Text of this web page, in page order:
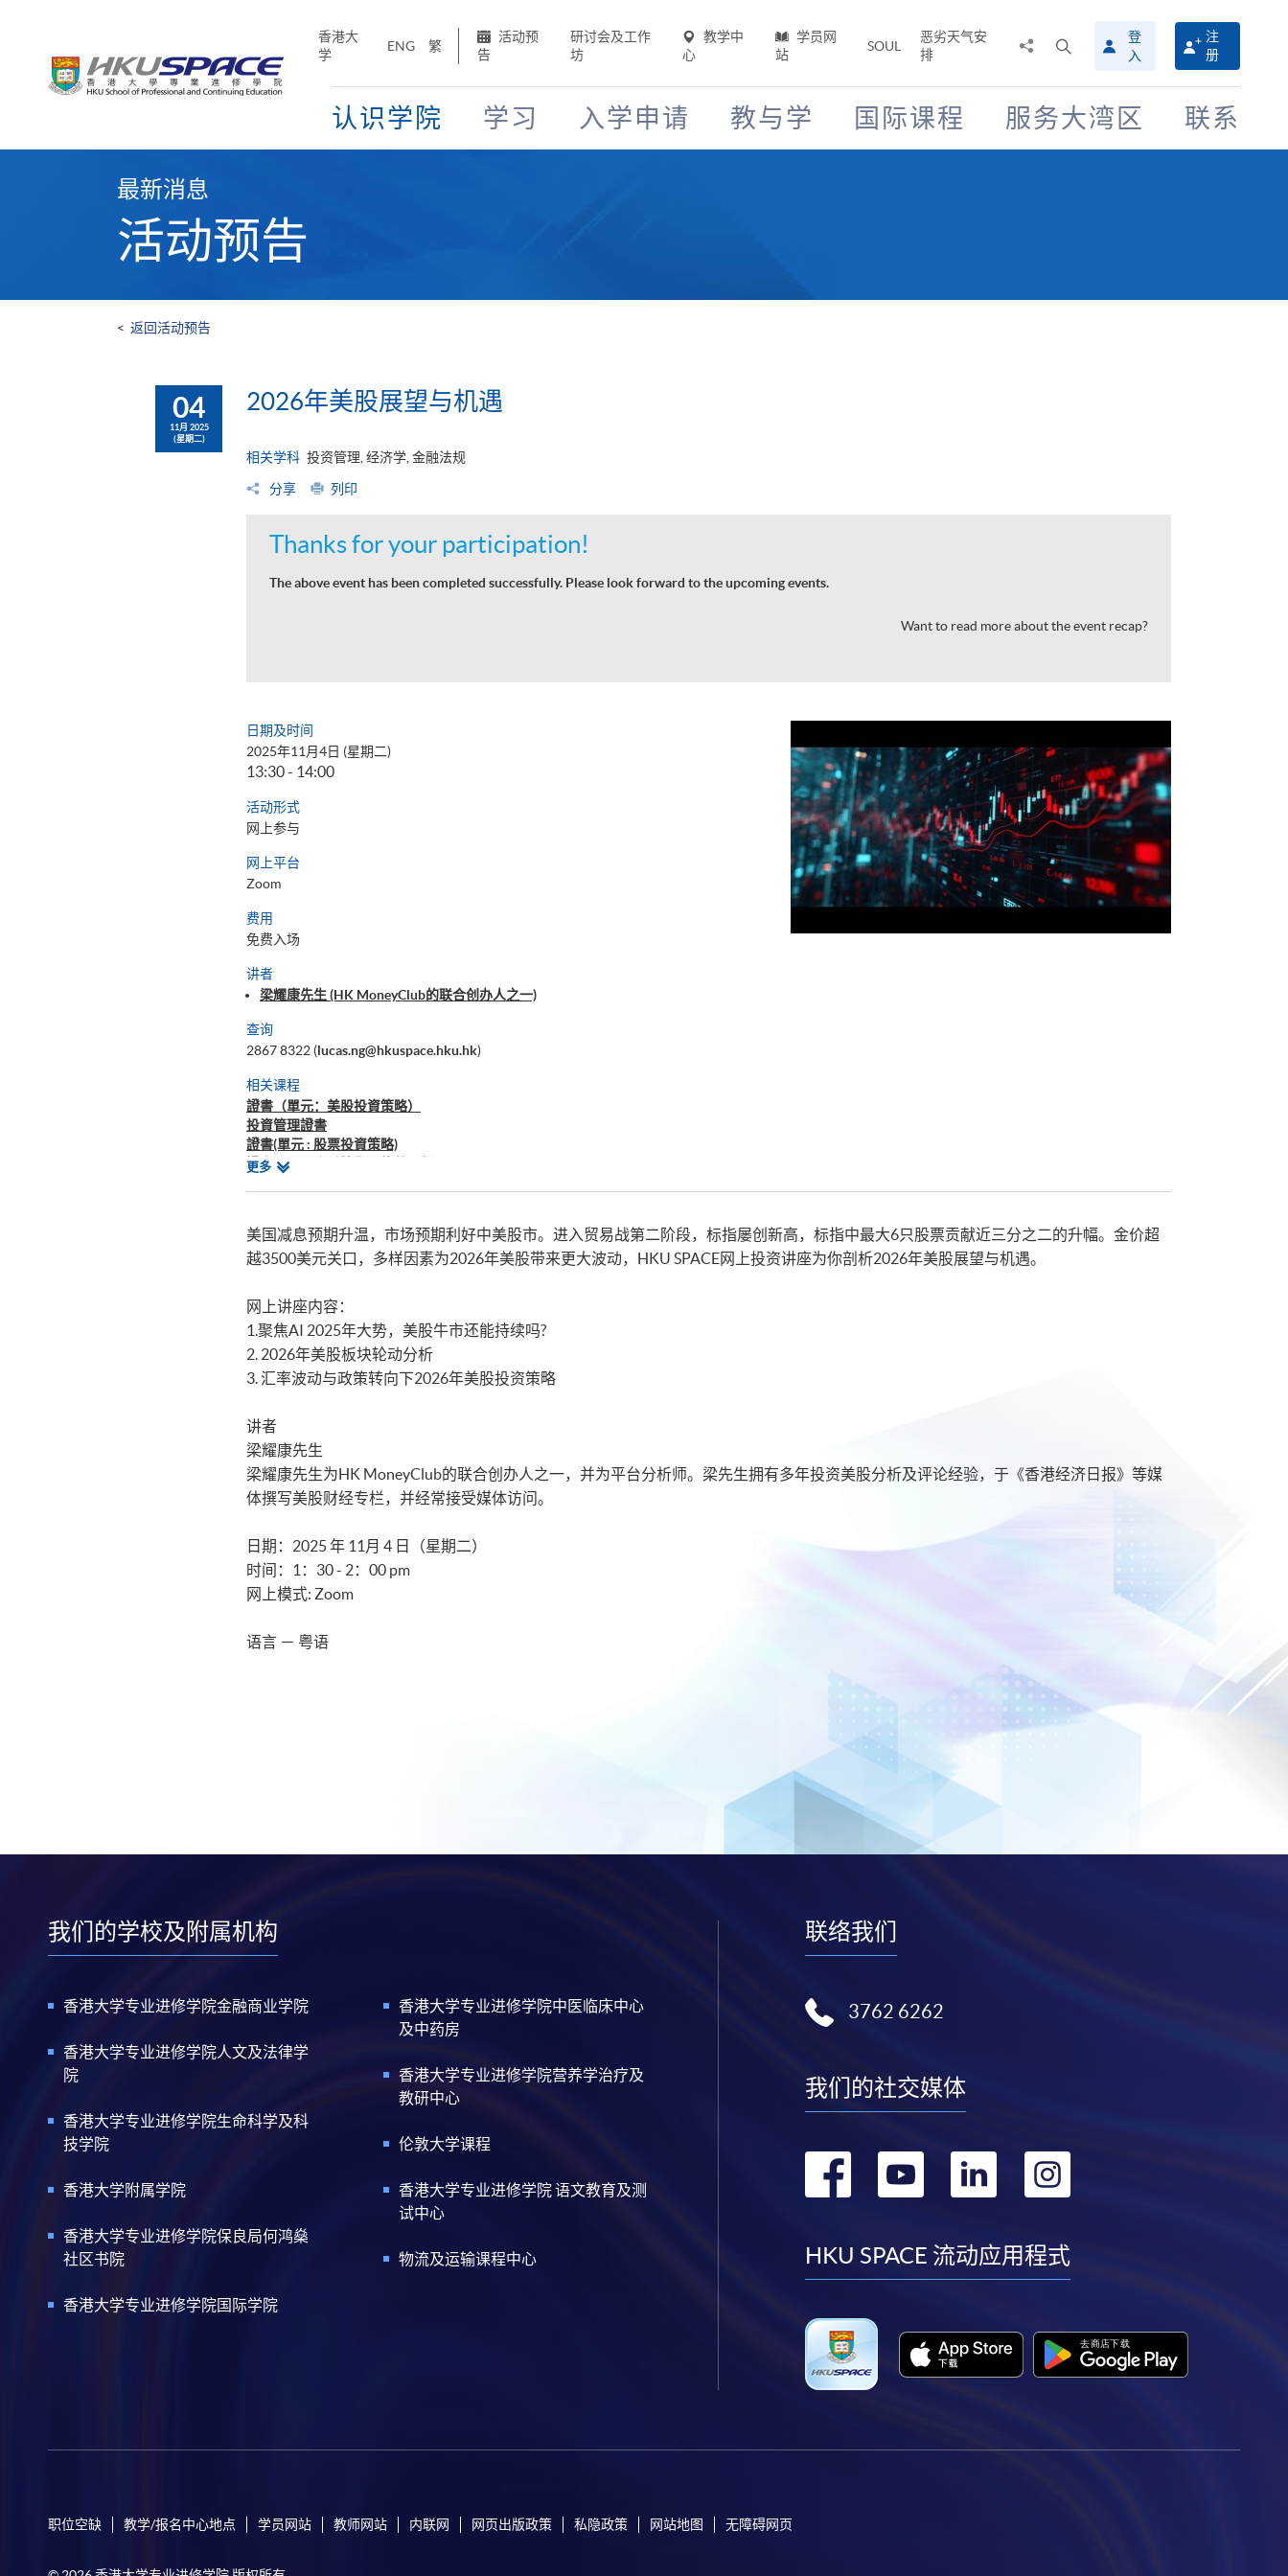
香港大
学
ENG 繁
活动预
告
研讨会及工作
坊
教学中
心
学员网
站
SOUL
恶劣天气安
排
搜
寻
介
面
登
入
注
册
认识学院 学习 入学申请 教与学 国际课程 服务大湾区 联系
最新消息
活动预告
< 返回活动预告
04
11月 2025
(星期二)
2026年美股展望与机遇
相关学科 投资管理, 经济学, 金融法规
分享 列印
Thanks for your participation!
The above event has been completed successfully. Please look forward to the upcoming events.
Want to read more about the event recap?
日期及时间
2025年11月4日 (星期二)
13:30 - 14:00
活动形式
网上参与
网上平台
Zoom
费用
免费入场
讲者
梁耀康先生 (HK MoneyClub的联合创办人之一)
查询
2867 8322 (lucas.ng@hkuspace.hku.hk)
相关课程
證書（單元：美股投資策略）
投資管理證書
證書(單元 : 股票投資策略)
證書(單元 : 金融技術及趨勢分析)
更多相
美国减息预期升温，市场预期利好中美股市。进入贸易战第二阶段，标指屡创新高，标指中最大6只股票贡献近三分之二的升幅。金价超
越3500美元关口，多样因素为2026年美股带来更大波动，HKU SPACE网上投资讲座为你剖析2026年美股展望与机遇。
网上讲座内容：
1.聚焦AI 2025年大势，美股牛市还能持续吗?
2. 2026年美股板块轮动分析
3. 汇率波动与政策转向下2026年美股投资策略
讲者
梁耀康先生
梁耀康先生为HK MoneyClub的联合创办人之一，并为平台分析师。梁先生拥有多年投资美股分析及评论经验，于《香港经济日报》等媒
体撰写美股财经专栏，并经常接受媒体访问。
日期：2025 年 11月 4 日（星期二）
时间：1：30 - 2：00 pm
网上模式: Zoom
语言 － 粤语
我们的学校及附属机构
香港大学专业进修学院金融商业学院
香港大学专业进修学院人文及法律学
院
香港大学专业进修学院生命科学及科
技学院
香港大学附属学院
香港大学专业进修学院保良局何鸿燊
社区书院
香港大学专业进修学院国际学院
香港大学专业进修学院中医临床中心
及中药房
香港大学专业进修学院营养学治疗及
教研中心
伦敦大学课程
香港大学专业进修学院 语文教育及测
试中心
物流及运输课程中心
联络我们
3762 6262
我们的社交媒体
转
facebook
转
youtube
转
linkedininstagram
HKU SPACE 流动应用程式
职位空缺 教学/报名中心地点 学员网站 教师网站 内联网 网页出版政策 私隐政策 网站地图 无障碍网页